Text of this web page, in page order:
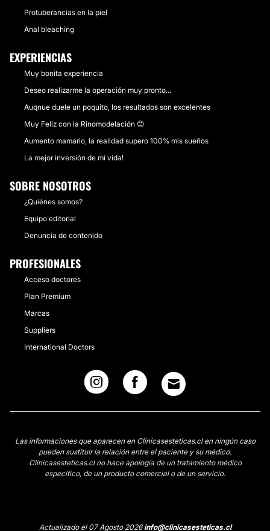
Protuberancias en la piel
Anal bleaching
EXPERIENCIAS
Muy bonita experiencia
Deseo realizarme la operación muy pronto...
Auqnue duele un poquito, los resultados son excelentes
Muy Feliz con la Rinomodelación 😊
Aumento mamario, la realidad supero 100% mis sueños
La mejor inversión de mi vida!
SOBRE NOSOTROS
¿Quiénes somos?
Equipo editorial
Denuncia de contenido
PROFESIONALES
Acceso doctores
Plan Premium
Marcas
Suppliers
International Doctors
Las informaciones que aparecen en Clinicasesteticas.cl en ningún caso
pueden sustituir la relación entre el paciente y su médico.
Clinicasesteticas.cl no hace apología de un tratamiento médico
específico, de un producto comercial o de un servicio.
Actualizado el 07 Agosto 2026info@clinicasesteticas.cl